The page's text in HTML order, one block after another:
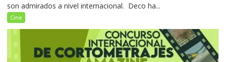
son admirados a nivel internacional. Deco ha...
Cine